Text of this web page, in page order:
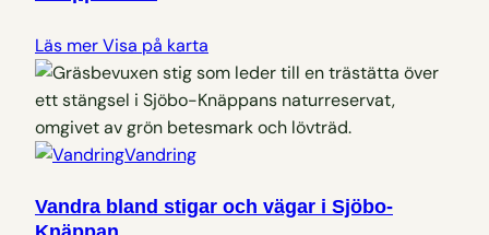
Läs merVisa på karta
Vandring
Vandra bland stigar och vägar i Sjöbo-